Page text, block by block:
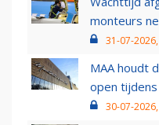
monteurs
31-07-
MAA houdt
open
30-07-